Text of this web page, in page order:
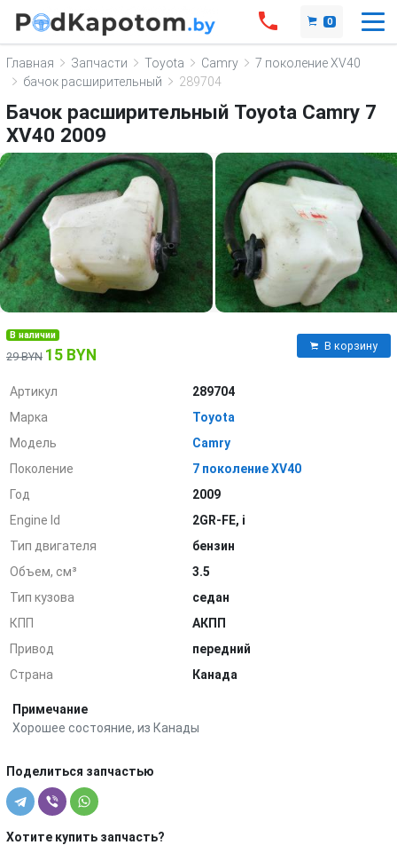
0
Главная Запчасти Toyota Camry
7 поколение XV40
бачок расширительный
289704
Бачок расширительный Toyota Camry 7
XV40 2009
В наличии
29 BYN 15 BYN
В корзину
Артикул
289704
Марка
Toyota
Модель
Camry
Поколение
7 поколение XV40
Год
2009
Engine Id
2GR-FE, i
Тип двигателя
бензин
Объем, см³
3.5
Тип кузова
седан
КПП
АКПП
Привод
передний
Страна
Канада
Примечание
Хорошее состояние, из Канады
Поделиться запчастью
Хотите купить запчасть?